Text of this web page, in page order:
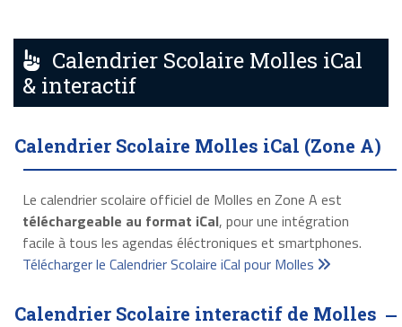
Calendrier Scolaire Molles iCal
& interactif
Calendrier Scolaire Molles iCal (Zone A)
Le calendrier scolaire officiel de Molles en Zone A est
téléchargeable au format iCal, pour une intégration
facile à tous les agendas éléctroniques et smartphones.
Télécharger le Calendrier Scolaire iCal pour Molles
Calendrier Scolaire interactif de Molles